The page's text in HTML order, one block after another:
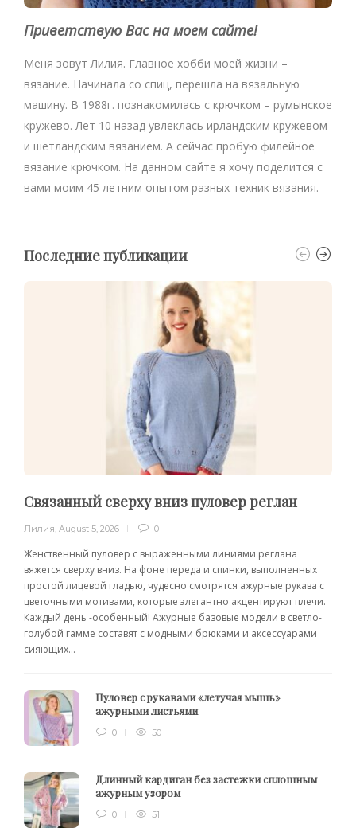
Приветствую Вас на моем сайте!
Меня зовут Лилия. Главное хобби моей жизни –
вязание. Начинала со спиц, перешла на вязальную
машину. В 1988г. познакомилась с крючком – румынское
кружево. Лет 10 назад увлеклась ирландским кружевом
и шетландским вязанием. А сейчас пробую филейное
вязание крючком. На данном сайте я хочу поделится с
вами моим 45 летним опытом разных техник вязания.
Последние публикации
Связанный сверху вниз пуловер реглан
Лилия August 5, 2026 0
Женственный пуловер с выраженными линиями реглана
вяжется сверху вниз. На фоне переда и спинки, выполненных
простой лицевой гладью, чудесно смотрятся ажурные рукава с
цветочными мотивами, которые элегантно акцентируют плечи.
Каждый день -особенный! Ажурные базовые модели в светло-
голубой гамме составят с модными брюками и аксессуарами
сияющих...
Пуловер с рукавами «летучая мышь»
ажурными листьями
0 50
Длинный кардиган без застежки сплошным
ажурным узором
0 51